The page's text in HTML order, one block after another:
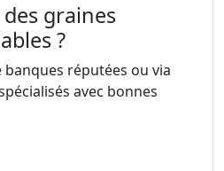
graines
?
banques réputées ou via
avec bonnes